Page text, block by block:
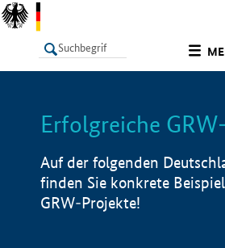
LISTE
Erfolgreiche
Auf der folgenden
finden Sie konkrete
GRW-Projekte!